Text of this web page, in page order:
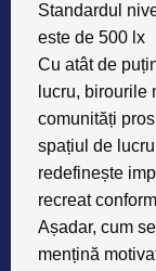
Standardul
este de 500 lx
Cu atât de
lucru, birourile
comunități
spațiul de
redefinește
recreat
Așadar, cum
mențină